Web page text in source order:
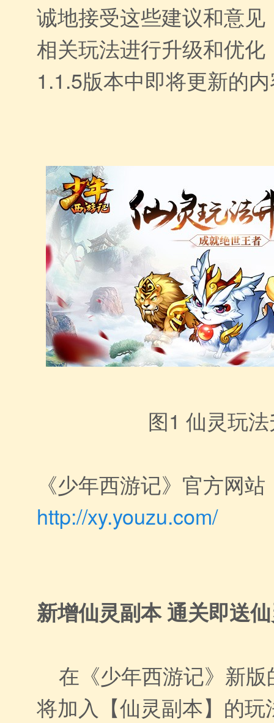
诚地接受这些建议和意
相关玩法进行升级和优
1.1.5版本中即将更新的
图1 仙灵玩
《少年西游记》官方网站
http://xy.youzu.com/
新增仙灵副本 通关即送
在《少年西游记》新版
将加入【仙灵副本】的